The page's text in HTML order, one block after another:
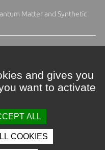
Matter and Synthetic
and gives you
want to activate
ALL
COOKIES